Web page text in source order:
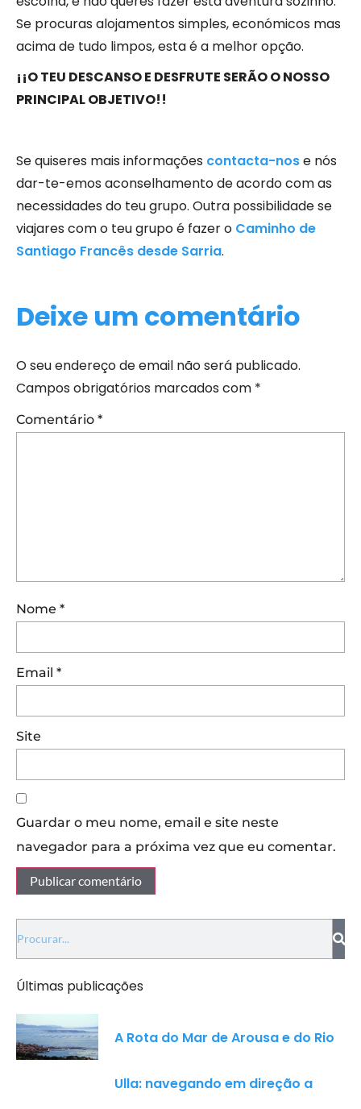
Se procuras alojamentos simples, económicos mas
acima de tudo limpos, esta é a melhor opção.
¡¡O TEU DESCANSO E DESFRUTE SERÃO O NOSSO
PRINCIPAL OBJETIVO!!
Se quiseres mais informações contacta-nose nós
dar-te-emos aconselhamento de acordo com as
necessidades do teu grupo. Outra possibilidade se
viajares com o teu grupo é fazer o Caminho de
Santiago Francês desde Sarria.
Deixe um comentário
O seu endereço de email não será publicado.
Campos obrigatórios marcados com *
Comentário *
Nome *
Email *
Site
Guardar o meu nome, email e site neste
navegador para a próxima vez que eu comentar.
Últimas publicações
A Rota do Mar de Arousa e do Rio
Ulla: navegando em direção a